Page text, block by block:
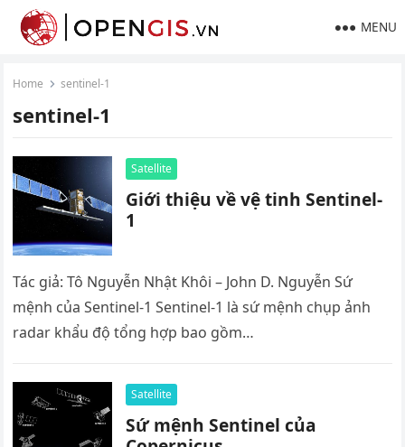
MENU
Home sentinel-1
sentinel-1
Satellite
Giới thiệu về vệ tinh Sentinel-
1
Tác giả: Tô Nguyễn Nhật Khôi – John D. Nguyễn Sứ
mệnh của Sentinel-1 Sentinel-1 là sứ mệnh chụp ảnh
radar khẩu độ tổng hợp bao gồm…
Satellite
Sứ mệnh Sentinel của